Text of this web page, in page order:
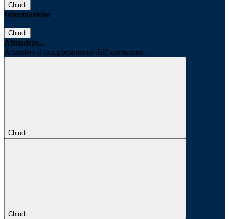
Chiudi
Informazione
Chiudi
Attendere...
Attendere il completamento dell'operazione...
Chiudi
Chiudi